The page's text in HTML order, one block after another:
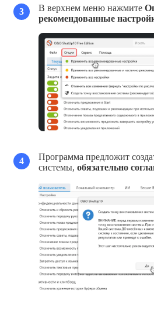
3 В верхнем меню нажмите
рекомендованные
4
Программа предложит
системы, обязательно